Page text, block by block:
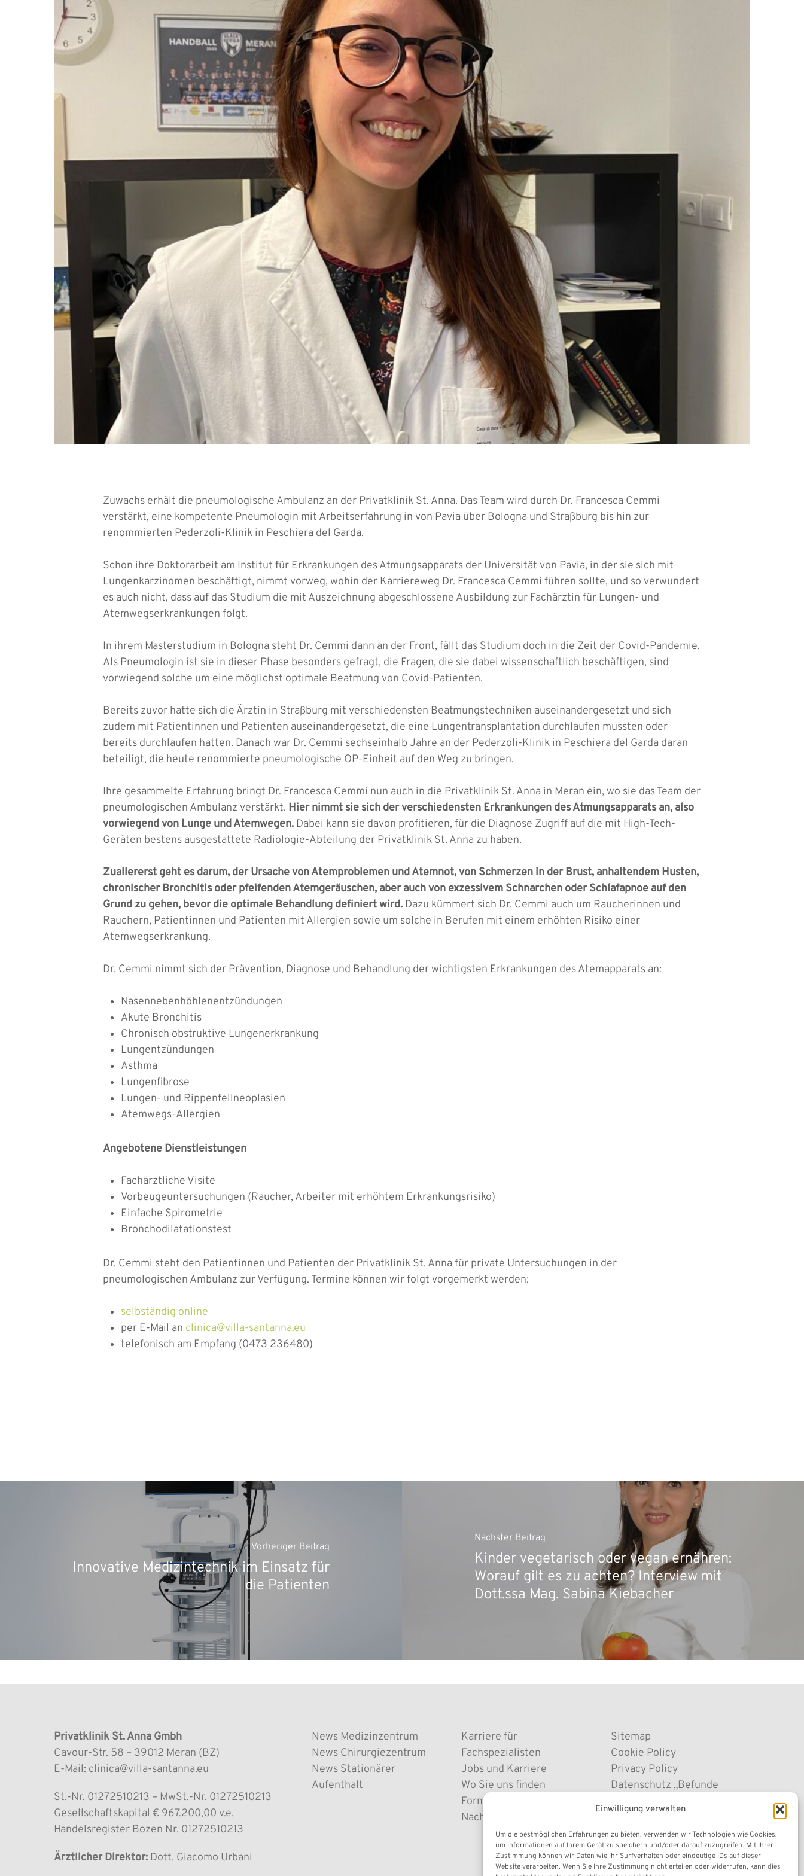
Einwilligung verwalten
Um die bestmöglichen Erfahrungen zu bieten, verwenden wir Technologien wie Cookies,
um Informationen auf Ihrem Gerät zu speichern und/oder darauf zuzugreifen. Mit Ihrer
Zustimmung können wir Daten wie Ihr Surfverhalten oder eindeutige IDs auf dieser
Website verarbeiten. Wenn Sie Ihre Zustimmung nicht erteilen oder widerrufen, kann dies
Zuwachs erhält die pneumologische Ambulanz an der Privatklinik St. Anna. Das Team wird durch Dr. Francesca Cemmi
verstärkt, eine kompetente Pneumologin mit Arbeitserfahrung in von Pavia über Bologna und Straßburg bis hin zur
renommierten Pederzoli-Klinik in Peschiera del Garda.
Schon ihre Doktorarbeit am Institut für Erkrankungen des Atmungsapparats der Universität von Pavia, in der sie sich mit
Lungenkarzinomen beschäftigt, nimmt vorweg, wohin der Karriereweg Dr. Francesca Cemmi führen sollte, und so verwundert
es auch nicht, dass auf das Studium die mit Auszeichnung abgeschlossene Ausbildung zur Fachärztin für Lungen- und
Atemwegserkrankungen folgt.
In ihrem Masterstudium in Bologna steht Dr. Cemmi dann an der Front, fällt das Studium doch in die Zeit der Covid-Pandemie.
Als Pneumologin ist sie in dieser Phase besonders gefragt, die Fragen, die sie dabei wissenschaftlich beschäftigen, sind
vorwiegend solche um eine möglichst optimale Beatmung von Covid-Patienten.
Bereits zuvor hatte sich die Ärztin in Straßburg mit verschiedensten Beatmungstechniken auseinandergesetzt und sich
zudem mit Patientinnen und Patienten auseinandergesetzt, die eine Lungentransplantation durchlaufen mussten oder
bereits durchlaufen hatten. Danach war Dr. Cemmi sechseinhalb Jahre an der Pederzoli-Klinik in Peschiera del Garda daran
beteiligt, die heute renommierte pneumologische OP-Einheit auf den Weg zu bringen.
Ihre gesammelte Erfahrung bringt Dr. Francesca Cemmi nun auch in die Privatklinik St. Anna in Meran ein, wo sie das Team der
pneumologischen Ambulanz verstärkt. Hier nimmt sie sich der verschiedensten Erkrankungen des Atmungsapparats an, also
vorwiegend von Lunge und Atemwegen. Dabei kann sie davon profitieren, für die Diagnose Zugriff auf die mit High-Tech-
Geräten bestens ausgestattete Radiologie-Abteilung der Privatklinik St. Anna zu haben.
Zuallererst geht es darum, der Ursache von Atemproblemen und Atemnot, von Schmerzen in der Brust, anhaltendem Husten,
chronischer Bronchitis oder pfeifenden Atemgeräuschen, aber auch von exzessivem Schnarchen oder Schlafapnoe auf den
Grund zu gehen, bevor die optimale Behandlung definiert wird. Dazu kümmert sich Dr. Cemmi auch um Raucherinnen und
Rauchern, Patientinnen und Patienten mit Allergien sowie um solche in Berufen mit einem erhöhten Risiko einer
Atemwegserkrankung.
Dr. Cemmi nimmt sich der Prävention, Diagnose und Behandlung der wichtigsten Erkrankungen des Atemapparats an:
Nasennebenhöhlenentzündungen
Akute Bronchitis
Chronisch obstruktive Lungenerkrankung
Lungentzündungen
Asthma
Lungenfibrose
Lungen- und Rippenfellneoplasien
Atemwegs-Allergien
Angebotene Dienstleistungen
Fachärztliche Visite
Vorbeugeuntersuchungen (Raucher, Arbeiter mit erhöhtem Erkrankungsrisiko)
Einfache Spirometrie
Bronchodilatationstest
Dr. Cemmi steht den Patientinnen und Patienten der Privatklinik St. Anna für private Untersuchungen in der
pneumologischen Ambulanz zur Verfügung. Termine können wir folgt vorgemerkt werden:
selbständig online
per E-Mail an clinica@villa-santanna.eu
telefonisch am Empfang (0473 236480)
Vorheriger Beitrag
Innovative Medizintechnik im Einsatz für
die Patienten
Nächster Beitrag
Kinder vegetarisch oder vegan ernähren:
Worauf gilt es zu achten? Interview mit
Dott.ssa Mag. Sabina Kiebacher
Privatklinik St. Anna Gmbh
Cavour-Str. 58 – 39012 Meran (BZ)
E-Mail: clinica@villa-santanna.eu
St.-Nr. 01272510213 – MwSt.-Nr. 01272510213
Gesellschaftskapital € 967.200,00 v.e.
Handelsregister Bozen Nr. 01272510213
Ärztlicher Direktor: Dott. Giacomo Urbani
News Medizinzentrum
News Chirurgiezentrum
News Stationärer
Aufenthalt
Karriere für
Fachspezialisten
Jobs und Karriere
Wo Sie uns finden
Formulare und Vordrucke
Nachrichtenarchiv
Sitemap
Cookie Policy
Privacy Policy
Datenschutz „Befunde
online“
Transparente Verwaltung
Impressum